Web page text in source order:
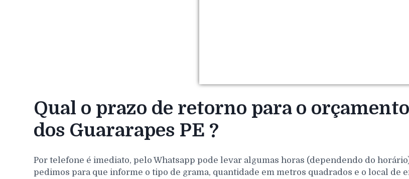
Qual o prazo de retorno para o
dos Guararapes PE ?
Por telefone é imediato, pelo Whatsapp pode levar algumas horas (dependendo do
pedimos para que informe o tipo de grama, quantidade em metros quadrados e o local de